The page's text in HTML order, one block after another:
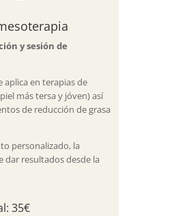
y sesión de
aplica en terapias de
más tersa y jóven) así
de reducción de grasa
personalizado, la
dar resultados desde la
35€